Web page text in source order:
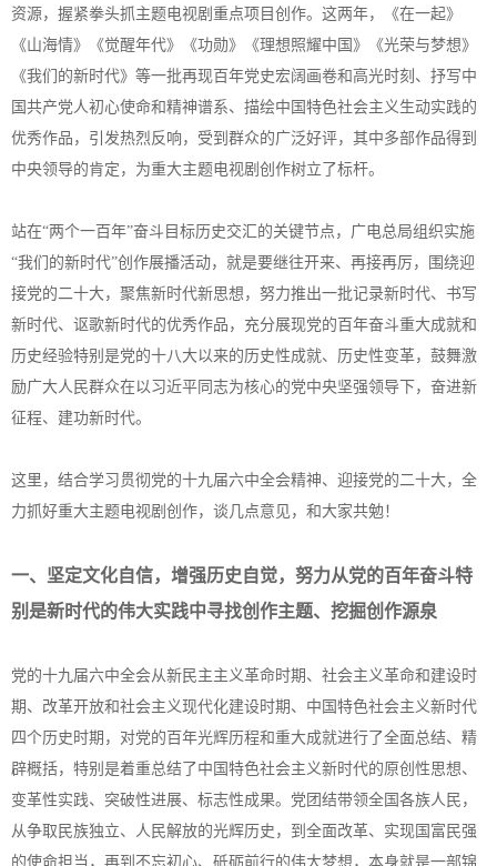
资源，握紧拳头抓主题电视剧重点项目创作。这两年，《在一起》
《山海情》《觉醒年代》《功勋》《理想照耀中国》《光荣与梦想》
《我们的新时代》等一批再现百年党史宏阔画卷和高光时刻、抒写中
国共产党人初心使命和精神谱系、描绘中国特色社会主义生动实践的
优秀作品，引发热烈反响，受到群众的广泛好评，其中多部作品得到
中央领导的肯定，为重大主题电视剧创作树立了标杆。
站在“两个一百年”奋斗目标历史交汇的关键节点，广电总局组织实施
“我们的新时代”创作展播活动，就是要继往开来、再接再厉，围绕迎
接党的二十大，聚焦新时代新思想，努力推出一批记录新时代、书写
新时代、讴歌新时代的优秀作品，充分展现党的百年奋斗重大成就和
历史经验特别是党的十八大以来的历史性成就、历史性变革，鼓舞激
励广大人民群众在以习近平同志为核心的党中央坚强领导下，奋进新
征程、建功新时代。
这里，结合学习贯彻党的十九届六中全会精神、迎接党的二十大，全
力抓好重大主题电视剧创作，谈几点意见，和大家共勉！
一、坚定文化自信，增强历史自觉，努力从党的百年奋斗特
别是新时代的伟大实践中寻找创作主题、挖掘创作源泉
党的十九届六中全会从新民主主义革命时期、社会主义革命和建设时
期、改革开放和社会主义现代化建设时期、中国特色社会主义新时代
四个历史时期，对党的百年光辉历程和重大成就进行了全面总结、精
辟概括，特别是着重总结了中国特色社会主义新时代的原创性思想、
变革性实践、突破性进展、标志性成果。党团结带领全国各族人民，
从争取民族独立、人民解放的光辉历史，到全面改革、实现国富民强
的使命担当，再到不忘初心、砥砺前行的伟大梦想，本身就是一部锦